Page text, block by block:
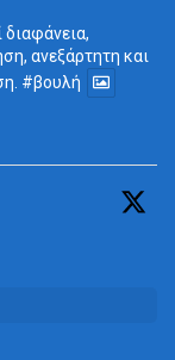
ανεξάρτητη και
#βουλή